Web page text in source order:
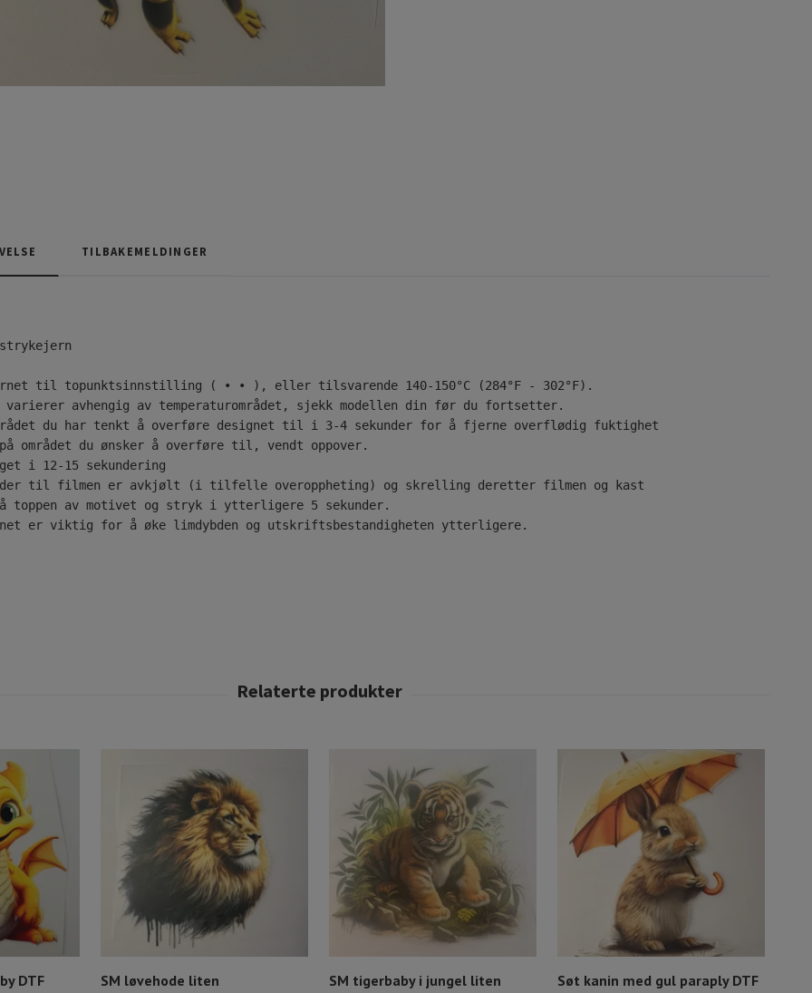
TILBAKEMELDINGER
til topunktsinnstilling ( • • ), eller tilsvarende 140-150°C (284°F - 302°F).
varierer avhengig av temperaturområdet, sjekk modellen din før du fortsetter.
du har tenkt å overføre designet til i 3-4 sekunder for å fjerne overflødig fuktighet
området du ønsker å overføre til, vendt oppover.
i 12-15 sekundering
til filmen er avkjølt (i tilfelle overoppheting) og skrelling deretter filmen og kast
toppen av motivet og stryk i ytterligere 5 sekunder.
er viktig for å øke limdybden og utskriftsbestandigheten ytterligere.
DTF SM løvehode liten SM tigerbaby i jungel liten Søt kanin med gul paraply DTF